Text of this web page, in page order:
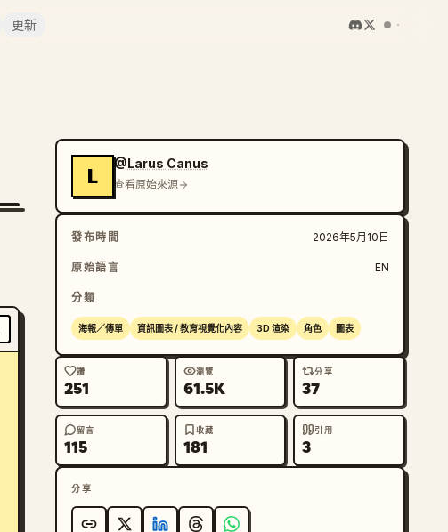
更新
L
@Larus Canus
查看原始來源
發布時間 2026年5月10日
原始語言 EN
分類
海報／傳單 資訊圖表 / 教育視覺化內容 3D 渲染 角色 圖表
讚
251
瀏覽
61.5K
分享
37
留言
115
收藏
181
引用
3
分享